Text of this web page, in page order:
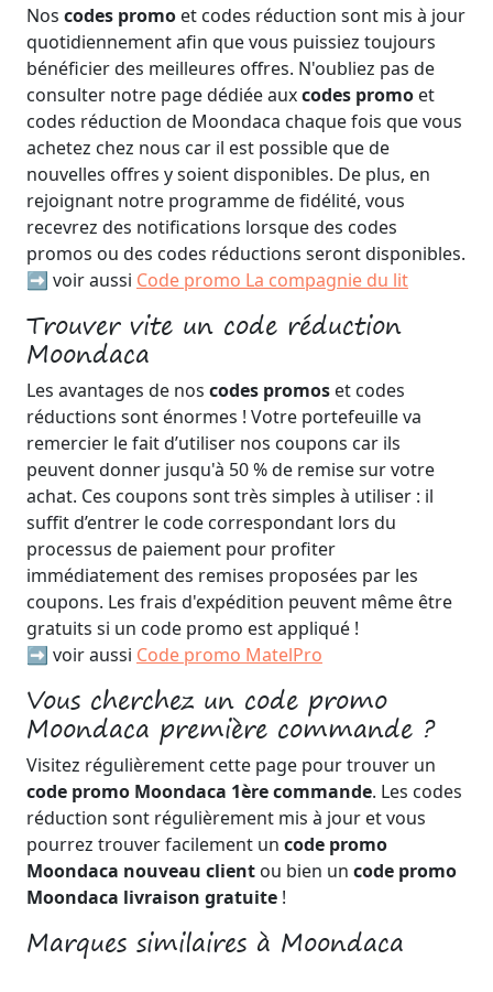
Nos codes promo et codes réduction sont mis à jour
quotidiennement afin que vous puissiez toujours
bénéficier des meilleures offres. N'oubliez pas de
consulter notre page dédiée auxcodes promo et
codes réduction de Moondaca chaque fois que vous
achetez chez nous car il est possible que de
nouvelles offres y soient disponibles. De plus, en
rejoignant notre programme de fidélité, vous
recevrez des notifications lorsque des codes
promos ou des codes réductions seront disponibles.
➡️ voir aussi Code promo La compagnie du lit
Trouver vite un code réduction
Moondaca
Les avantages de nos codes promos et codes
réductions sont énormes ! Votre portefeuille va
remercier le fait d’utiliser nos coupons car ils
peuvent donner jusqu'à 50 % de remise sur votre
achat. Ces coupons sont très simples à utiliser : il
suffit d’entrer le code correspondant lors du
processus de paiement pour profiter
immédiatement des remises proposées par les
coupons. Les frais d'expédition peuvent même être
gratuits si un code promo est appliqué !
➡️ voir aussi Code promo MatelPro
Vous cherchez un code promo
Moondaca première commande ?
Visitez régulièrement cette page pour trouver un
code promo Moondaca 1ère commande. Les codes
réduction sont régulièrement mis à jour et vous
pourrez trouver facilement un code promo
Moondaca nouveau client ou bien un code promo
Moondaca livraison gratuite !
Marques similaires à Moondaca